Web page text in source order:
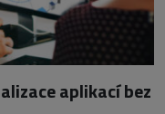
aplikací bez